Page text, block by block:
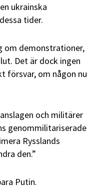
ukrainska
tider.
om demonstrationer,
Det är dock ingen
försvar, om någon nu
och militärer
genommilitariserade
Rysslands
den.”
Putin.